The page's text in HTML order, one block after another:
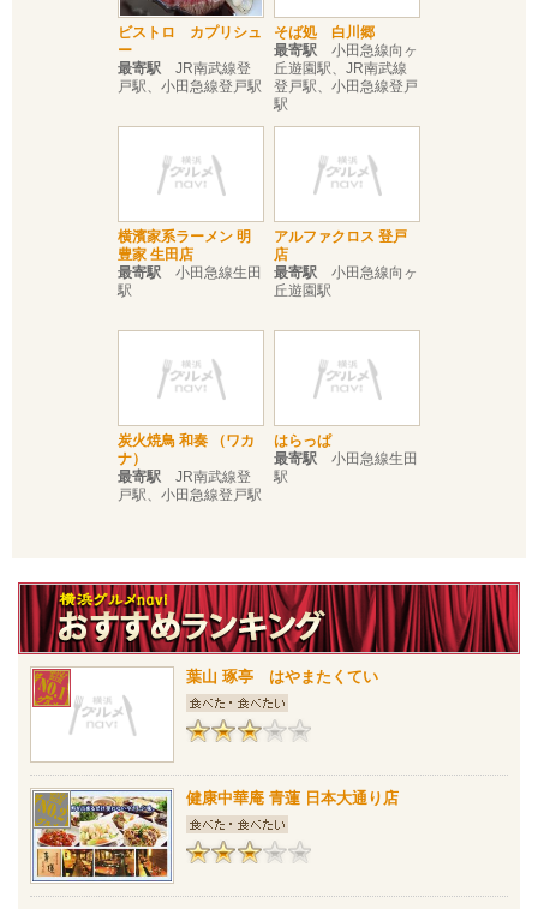
ビストロ カプリシュ
ー
最寄駅 JR南武線登
戸駅、小田急線登戸駅
そば処 白川郷
最寄駅 小田急線向ヶ
丘遊園駅、JR南武線
登戸駅、小田急線登戸
駅
横濱家系ラーメン 明
豊家 生田店
最寄駅 小田急線生田
駅
アルファクロス 登戸
店
最寄駅 小田急線向ヶ
丘遊園駅
炭火焼鳥 和奏 （ワカ
ナ）
最寄駅 JR南武線登
戸駅、小田急線登戸駅
はらっぱ
最寄駅 小田急線生田
駅
葉山 琢亭 はやまたくてい
健康中華庵 青蓮 日本大通り店